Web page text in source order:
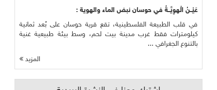
عَيْــنُ الْهوِيَّــةُ في حوسان نبض الماء والهوية :
في قلب الطبيعة الفلسطينية، تقع قرية حوسان على بُعد ثمانية
كيلومترات فقط غرب مدينة بيت لحم، وسط بيئة طبيعية غنية
بالتنوع الجغرافي ...
المزيد